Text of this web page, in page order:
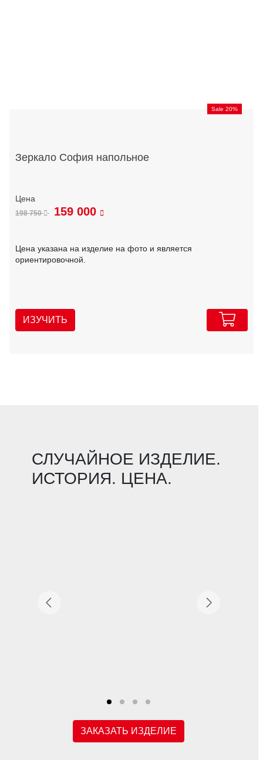
Sale 20%
Зеркало София напольное
198 750 159 000
Цена указана на изделие на фото и является
ориентировочной.
ИЗУЧИТЬ
СЛУЧАЙНОЕ ИЗДЕЛИЕ.
ИСТОРИЯ. ЦЕНА.
ЗАКАЗАТЬ ИЗДЕЛИЕ